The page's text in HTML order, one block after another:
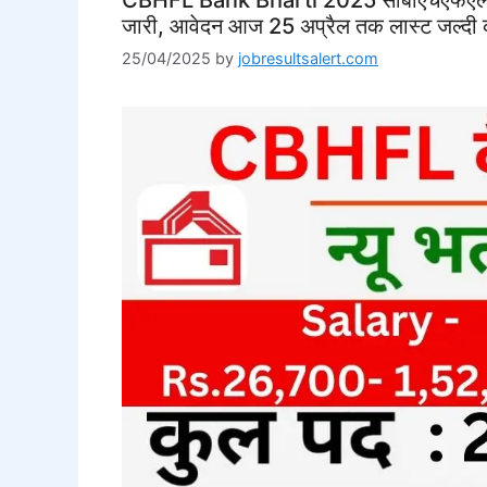
जारी, आवेदन आज 25 अप्रैल तक लास्ट जल्दी
25/04/2025 by jobresultsalert.com